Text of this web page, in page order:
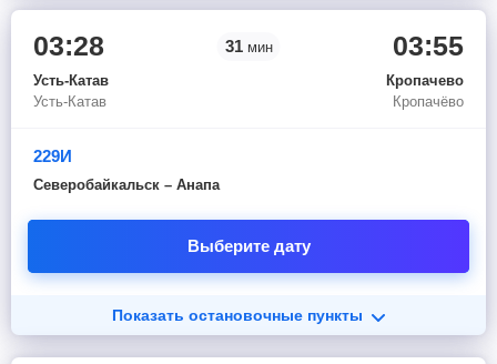
03:28
Усть-Катав
Усть-Катав
31 мин 03:55
Кропачево
Кропачёво
229И
Северобайкальск – Анапа
Выберите дату
Показать остановочные пункты